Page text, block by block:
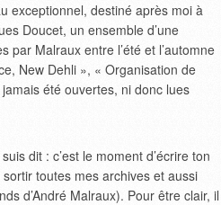
exceptionnel, destiné après moi à
Doucet, un ensemble d’une
Malraux entre l’été et l’automne
New Dehli », « Organisation de
été ouvertes, ni donc lues
dit : c’est le moment d’écrire ton
toutes mes archives et aussi
d’André Malraux). Pour être clair, il